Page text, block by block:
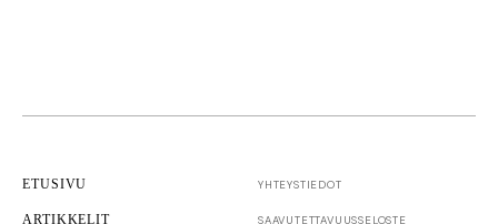
ETUSIVU
ARTIKKELIT
YHTEYSTIEDOT
SAAVUTETTAVUUS­SELOSTE